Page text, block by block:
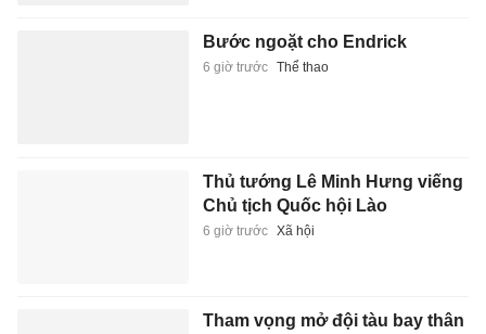
Bước ngoặt cho Endrick
6 giờ trước Thể thao
Thủ tướng Lê Minh Hưng viếng
Chủ tịch Quốc hội Lào
6 giờ trước Xã hội
Tham vọng mở đội tàu bay thân